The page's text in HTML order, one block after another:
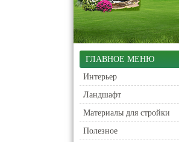
ГЛАВНОЕ МЕНЮ
Интерьер
Ландшафт
Материалы для стройки
Полезное